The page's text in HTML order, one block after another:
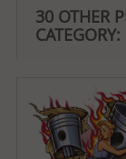
30 OTHER
CATEGORY: